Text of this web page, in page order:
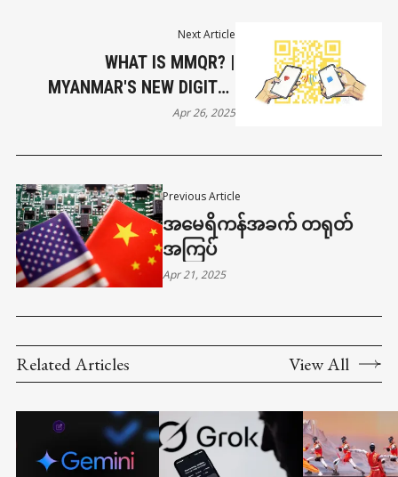
Previous Article
အမေရိကန်အခက် တရုတ်
အကြပ်
Apr 21, 2025
Next Article
WHAT IS MMQR? |
MYANMAR'S NEW DIGITAL
PAYMENT SYSTEM
Apr 26, 2025
Related Articles View All